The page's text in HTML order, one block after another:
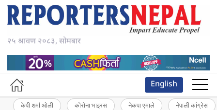
२५ श्रावण २०८३, सोमबार
English
केपी शर्मा ओली कोरोना भाइरस नेकपा एमाले नेपाली कांग्रेस